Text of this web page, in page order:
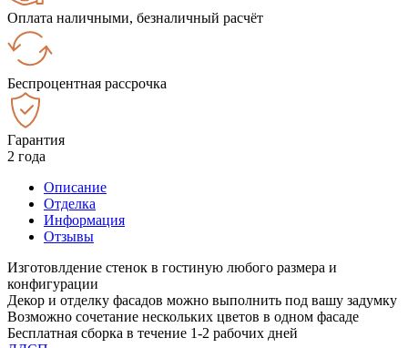
Оплата наличными, безналичный расчёт
Беспроцентная рассрочка
Гарантия
2 года
Описание
Отделка
Информация
Отзывы
Изготовлдение стенок в гостиную любого размера и
конфигурации
Декор и отделку фасадов можно выполнить под вашу задумку
Возможно сочетание нескольких цветов в одном фасаде
Бесплатная сборка в течение 1-2 рабочих дней